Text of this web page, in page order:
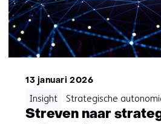
13 januari 2026
Streven naar
Insight Strategische